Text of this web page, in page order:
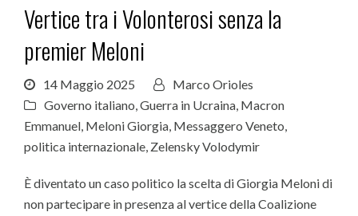
Vertice tra i Volonterosi senza la
premier Meloni
14 Maggio 2025
Marco Orioles
Governo italiano,Guerra in Ucraina, Macron
Emmanuel, Meloni Giorgia, Messaggero Veneto,
politica internazionale, Zelensky Volodymir
È diventato un caso politico la scelta di Giorgia Meloni di
non partecipare in presenza al vertice della Coalizione